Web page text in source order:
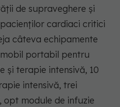
de supraveghere și
cardiaci critici
câteva echipamente
portabil pentru
și terapie intensivă, 10
intensivă, trei
opt module de infuzie